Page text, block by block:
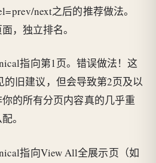
next之后的推荐做法。
，独立排名。
指向第1页。错误做法！这
的旧建议，但会导致第2页及以
的所有分页内容真的几乎重
。
指向View All全展示页（如